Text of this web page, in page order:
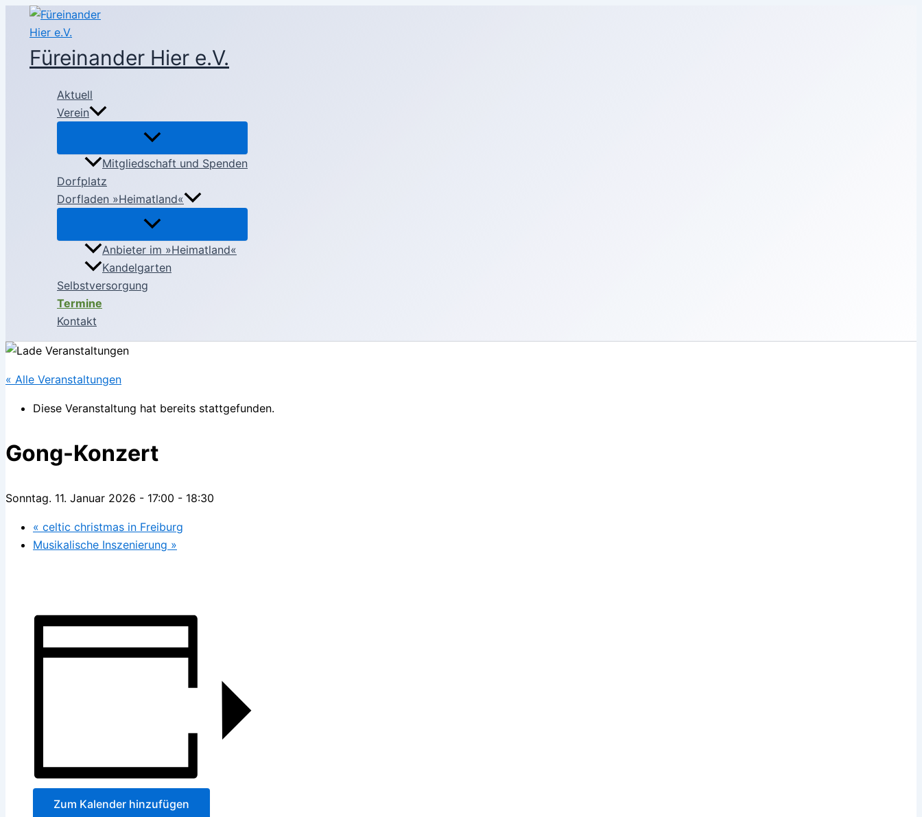
Inhalt
springenFüreinander Hier e.V.
Aktuell
Verein
Mitgliedschaft und Spenden
Dorfplatz
Dorfladen »Heimatland«
Anbieter im »Heimatland«
Kandelgarten
Selbstversorgung
Termine
Kontakt
« Alle Veranstaltungen
Diese Veranstaltung hat bereits stattgefunden.
Gong-Konzert
Sonntag. 11. Januar 2026 - 17:00 - 18:30
« celtic christmas in Freiburg
Musikalische Inszenierung »
Zum Kalender hinzufügen